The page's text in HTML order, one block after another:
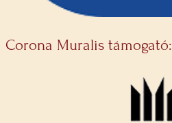
Corona Muralis támogató: